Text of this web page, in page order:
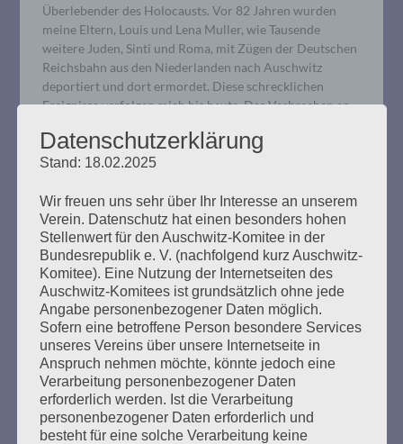
Überlebender des Holocausts. Vor 82 Jahren wurden
meine Eltern, Louis und Lena Muller, wie Tausende
weitere Juden, Sinti und Roma, mit Zügen der Deutschen
Reichsbahn aus den Niederlanden nach Auschwitz
deportiert und dort ermordet. Diese schrecklichen
Ereignisse verfolgen mich bis heute. Das Verbrechen an
Wir trauern um Ilse Jacob (1942 –
2024)
Erstellt am20. Februar 2024
Ilse hat wichtige Spuren hinterlassen. Wir danken ihr für
ihr unermüdliches kämpferisches, antifaschistisches
Engagement und trauern mit ihrer Familie. Wir werden
Datenschutzerklärung
Stand: 18.02.2025
Wir freuen uns sehr über Ihr Interesse an unserem
Verein. Datenschutz hat einen besonders hohen
Stellenwert für den Auschwitz-Komitee in der
Bundesrepublik e. V. (nachfolgend kurz Auschwitz-
Komitee). Eine Nutzung der Internetseiten des
Auschwitz-Komitees ist grundsätzlich ohne jede
Angabe personenbezogener Daten möglich.
Sofern eine betroffene Person besondere Services
unseres Vereins über unsere Internetseite in
Anspruch nehmen möchte, könnte jedoch eine
Verarbeitung personenbezogener Daten
erforderlich werden. Ist die Verarbeitung
personenbezogener Daten erforderlich und
besteht für eine solche Verarbeitung keine